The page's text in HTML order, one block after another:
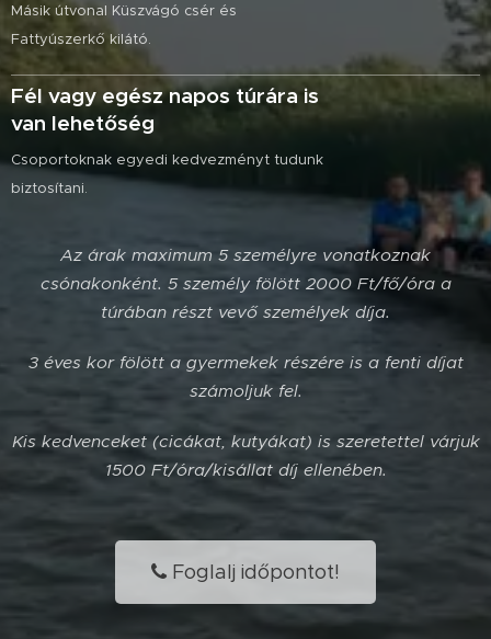
Másik útvonal Küszvágó csér és
Fattyúszerkő kilátó.
Fél vagy egész napos túrára is
van lehetőség
Csoportoknak egyedi kedvezményt tudunk
biztosítani.
Az árak maximum 5 személyre vonatkoznak
csónakonként. 5 személy fölött 2000 Ft/fő/óra a
túrában részt vevő személyek díja.
3 éves kor fölött a gyermekek részére is a fenti díjat
számoljuk fel.
Kis kedvenceket (cicákat, kutyákat) is szeretettel várjuk
1500 Ft/óra/kisállat díj ellenében.
Foglalj időpontot!